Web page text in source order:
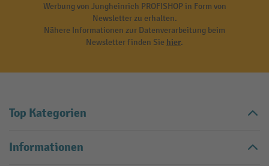
Werbung von Jungheinrich PROFISHOP in Form von
Newsletter zu erhalten.
Nähere Informationen zur Datenverarbeitung beim
Newsletter finden Sie hier.
Top Kategorien
Informationen